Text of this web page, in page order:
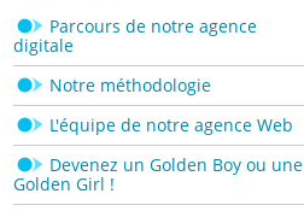
Parcours de notre agence
digitale
Notre méthodologie
L'équipe de notre agence Web
Devenez un Golden Boy ou une
Golden Girl !